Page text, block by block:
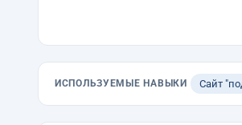
ИСПОЛЬЗУЕМЫЕ НАВЫКИ Сайт